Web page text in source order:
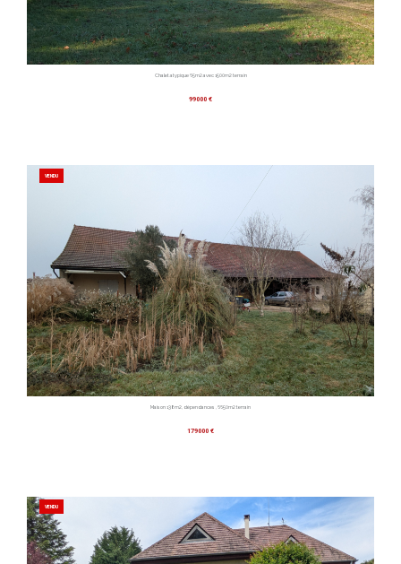
Chalet atypique 65m2 avec 1500m2 terrain
99000 €
VENDU
Maison 138m2, dépendances , 6650m2 terrain
179000 €
VENDU